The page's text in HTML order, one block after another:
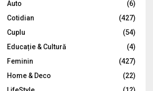
:
C
Auto
(6)
Cotidian
(427)
Cuplu
(54)
Educație & Cultură
(4)
Feminin
(427)
Home & Deco
(22)